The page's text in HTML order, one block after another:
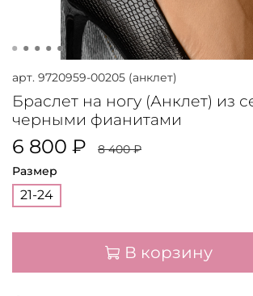
арт. 9720959-00205 (анклет)
Браслет на ногу (Анклет) из
черными фианитами
6 800 ₽
8 400 ₽
Размер
21-24
В корзину